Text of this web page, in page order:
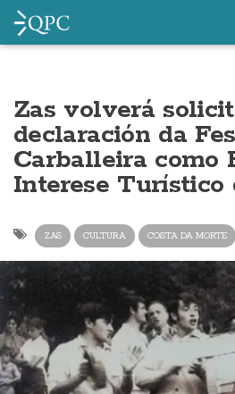
Zas volverá
declaración da
Carballeira como
Interese Turístico
ZAS CULTURA COSTA DA MORTE